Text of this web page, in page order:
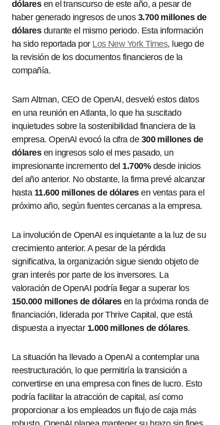
dólaresen el transcurso de este año, a pesar de
haber generado ingresos de unos 3.700 millones de
dólaresdurante el mismo periodo. Esta información
ha sido reportada por Los New York Times, luego de
la revisión de los documentos financieros de la
compañía.
Sam Altman, CEO de OpenAI, desveló estos datos
en una reunión en Atlanta, lo que ha suscitado
inquietudes sobre la sostenibilidad financiera de la
empresa. OpenAI evocó la cifra de 300 millones de
dólaresen ingresos solo el mes pasado, un
impresionante incremento del 1.700%desde inicios
del año anterior. No obstante, la firma prevé alcanzar
hasta 11.600 millones de dólaresen ventas para el
próximo año, según fuentes cercanas a la empresa.
La involución de OpenAI es inquietante a la luz de su
crecimiento anterior. A pesar de la pérdida
significativa, la organización sigue siendo objeto de
gran interés por parte de los inversores. La
valoración de OpenAI podría llegar a superar los
150.000 millones de dólaresen la próxima ronda de
financiación, liderada por Thrive Capital, que está
dispuesta a inyectar 1.000 millones de dólares.
La situación ha llevado a OpenAI a contemplar una
reestructuración, lo que permitiría la transición a
convertirse en una empresa con fines de lucro. Esto
podría facilitar la atracción de capital, así como
proporcionar a los empleados un flujo de caja más